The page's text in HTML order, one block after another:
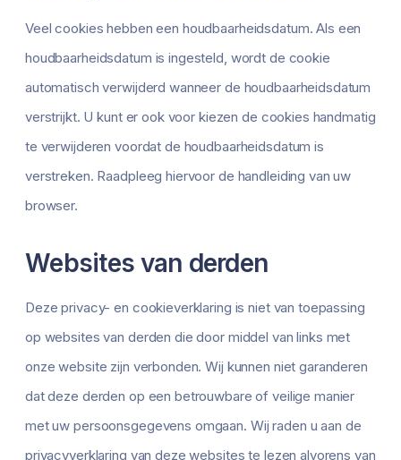
Veel cookies hebben een houdbaarheidsdatum. Als een
houdbaarheidsdatum is ingesteld, wordt de cookie
automatisch verwijderd wanneer de houdbaarheidsdatum
verstrijkt. U kunt er ook voor kiezen de cookies handmatig
te verwijderen voordat de houdbaarheidsdatum is
verstreken. Raadpleeg hiervoor de handleiding van uw
browser.
Websites van derden
Deze privacy- en cookieverklaring is niet van toepassing
op websites van derden die door middel van links met
onze website zijn verbonden. Wij kunnen niet garanderen
dat deze derden op een betrouwbare of veilige manier
met uw persoonsgegevens omgaan. Wij raden u aan de
privacyverklaring van deze websites te lezen alvorens van